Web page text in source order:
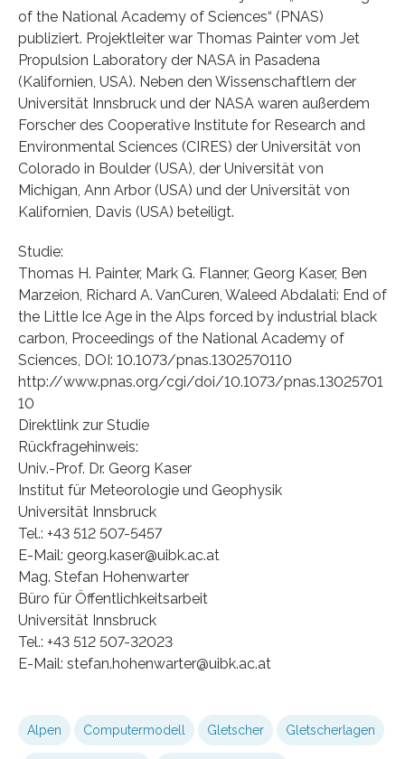
of the National Academy of Sciences“ (PNAS)
publiziert. Projektleiter war Thomas Painter vom Jet
Propulsion Laboratory der NASA in Pasadena
(Kalifornien, USA). Neben den Wissenschaftlern der
Universität Innsbruck und der NASA waren außerdem
Forscher des Cooperative Institute for Research and
Environmental Sciences (CIRES) der Universität von
Colorado in Boulder (USA), der Universität von
Michigan, Ann Arbor (USA) und der Universität von
Kalifornien, Davis (USA) beteiligt.
Studie:
Thomas H. Painter, Mark G. Flanner, Georg Kaser, Ben
Marzeion, Richard A. VanCuren, Waleed Abdalati: End of
the Little Ice Age in the Alps forced by industrial black
carbon, Proceedings of the National Academy of
Sciences, DOI: 10.1073/pnas.1302570110
http://www.pnas.org/cgi/doi/10.1073/pnas.13025701
10
Direktlink zur Studie
Rückfragehinweis:
Univ.-Prof. Dr. Georg Kaser
Institut für Meteorologie und Geophysik
Universität Innsbruck
Tel.: +43 512 507-5457
E-Mail: georg.kaser@uibk.ac.at
Mag. Stefan Hohenwarter
Büro für Öffentlichkeitsarbeit
Universität Innsbruck
Tel.: +43 512 507-32023
E-Mail: stefan.hohenwarter@uibk.ac.at
Alpen Computermodell Gletscher Gletscherlagen